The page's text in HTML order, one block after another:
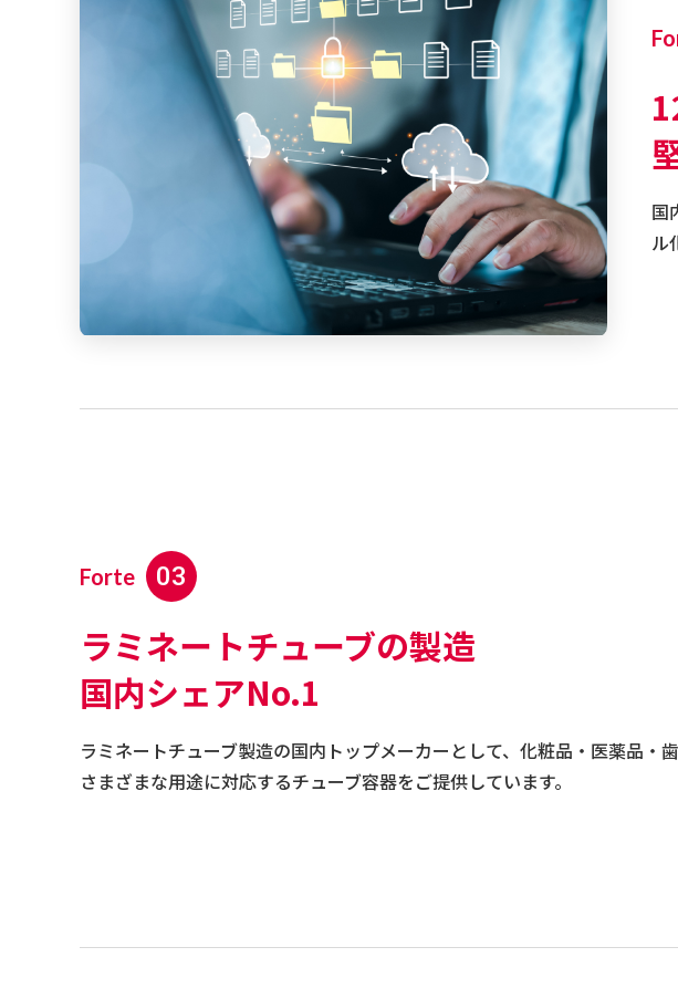
国
ル
Forte 03
ラミネートチューブの製造
国内シェアNo.1
ラミネートチューブ製造の国内トップメーカーとして、化粧品・医薬品・歯
さまざまな用途に対応するチューブ容器をご提供しています。